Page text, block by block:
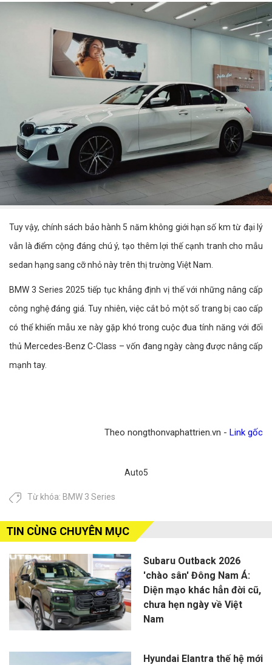
Tuy vậy, chính sách bảo hành 5 năm không giới hạn số km từ đại lý
vẫn là điểm cộng đáng chú ý, tạo thêm lợi thế cạnh tranh cho mẫu
sedan hạng sang cỡ nhỏ này trên thị trường Việt Nam.
BMW 3 Series 2025 tiếp tục khẳng định vị thế với những nâng cấp
công nghệ đáng giá. Tuy nhiên, việc cắt bỏ một số trang bị cao cấp
có thể khiến mẫu xe này gặp khó trong cuộc đua tính năng với đối
thủ Mercedes-Benz C-Class – vốn đang ngày càng được nâng cấp
mạnh tay.
Theo nongthonvaphattrien.vn - Link gốc
Auto5
Từ khóa: BMW 3 Series
TIN CÙNG CHUYÊN MỤC
Subaru Outback 2026
'chào sân' Đông Nam Á:
Diện mạo khác hẳn đời cũ,
chưa hẹn ngày về Việt
Nam
Hyundai Elantra thế hệ mới